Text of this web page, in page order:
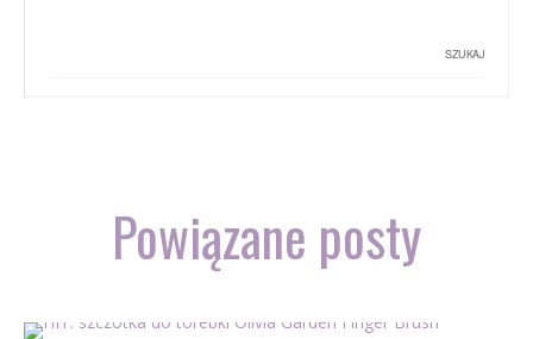
Powiązane posty